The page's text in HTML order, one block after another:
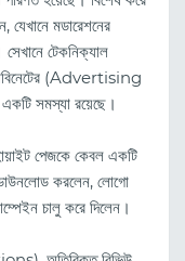
মডারেশনের
টেকনিক্যাল
(Advertising
সমস্যা রয়েছে।
পেজকে কেবল একটি
ডাউনলোড করলেন, লোগো
চালু করে দিলেন।